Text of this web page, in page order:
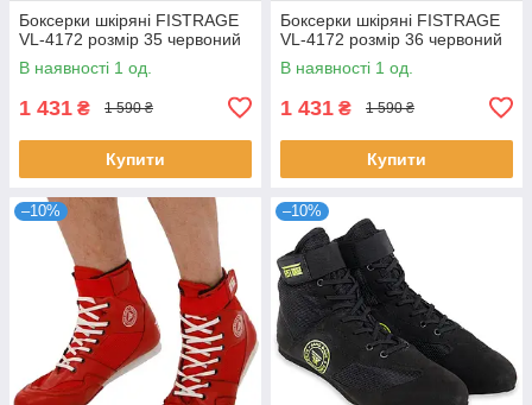
Боксерки шкіряні FISTRAGE
VL-4172 розмір 35 червоний
В наявності 1 од.
1 431 ₴ 1 590 ₴
Купити
Боксерки шкіряні FISTRAGE
VL-4172 розмір 36 червоний
В наявності 1 од.
1 431 ₴ 1 590 ₴
Купити
–10% –10%